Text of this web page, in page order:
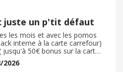
juste un p'tit défaut
les mois et avec les pomos
interne à la carte carrefour)
50€ bonus sur la carte
à la fin de l'année avec une
sont savoureux et
2026